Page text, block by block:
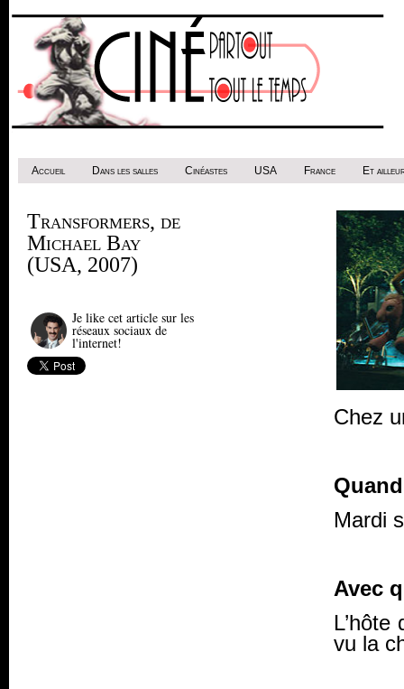
Accueil Dans les salles Cinéastes USA France Et
Transformers, de
Michael Bay
(USA, 2007)
Je like cet article sur les
réseaux sociaux de
l'internet!
Chez
Mardi
Avec
vu la